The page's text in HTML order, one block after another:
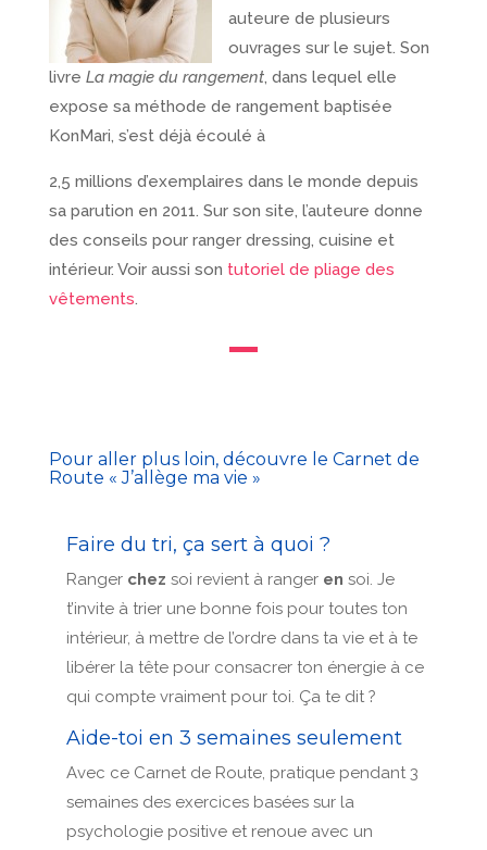
auteure de plusieurs
ouvrages sur le sujet. Son
livre La magie du rangement, dans lequel elle
expose sa méthode de rangement baptisée
KonMari, s’est déjà écoulé à
2,5 millions d’exemplaires dans le monde depuis
sa parution en 2011. Sur son site, l’auteure donne
des conseils pour ranger dressing, cuisine et
intérieur. Voir aussi son tutoriel de pliage des
vêtements.
Pour aller plus loin, découvre le Carnet de
Route « J’allège ma vie »
Faire du tri, ça sert à quoi ?
Ranger chez soi revient à ranger en soi. Je
t’invite à trier une bonne fois pour toutes ton
intérieur, à mettre de l’ordre dans ta vie et à te
libérer la tête pour consacrer ton énergie à ce
qui compte vraiment pour toi. Ça te dit ?
Aide-toi en 3 semaines seulement
Avec ce Carnet de Route, pratique pendant 3
semaines des exercices basées sur la
psychologie positive et renoue avec un